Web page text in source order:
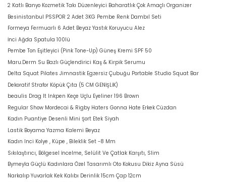
2 Katlı Banyo Kozmetik Takı Düzenleyici Baharatlık Çok Amaçlı Organizer
Besinistanbul PSSPOR 2 Adet 3KG Pembe Renk Dambıl Seti
Formeya Fermuarlı 6 Adet Beyaz Yastık Koruyucu Alez
İnci Ağda Spatula 100lü
Pembe Ton Eşitleyici (Pink Tone-Up) Güneş Kremi SPF 50
Maru.Derm Su Bazlı Güçlendirici Kaş & Kirpik Serumu
Delta Squat Pilates Jimnastik Egzersiz Çubuğu Portable Studio Squat Bar
Dekoratif Strafor Köpük Çıta (5 CM GENİŞLİK)
beaulis Drag It Inkpen Keçe Uçlu Eyeliner 196 Brown
Regular Show Mordecai & Rigby Haters Gonna Hate Erkek Cüzdan
Kadın Puantiye Desenli Mini Şort Etek Siyah
Lastik Boyama Yazma Kalemi Beyaz
Kadın Inci Kolye , Küpe , Bileklik Set -8 Mm
Sıkılaştırıcı, Bölgesel İncelme, Selülit Ve Çatlak Karşıtı, Slim
Bymeyla Güçlü Kadınlara Özel Tasarımlı Oto Kokusu Dikiz Ayna Süsü
Narkalıp Yuvarlak Kek Kalıbı Derinlik 15cm Çap 12cm